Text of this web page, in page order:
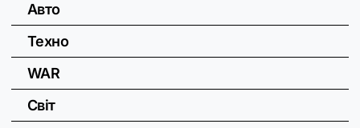
Авто
Техно
WAR
Світ